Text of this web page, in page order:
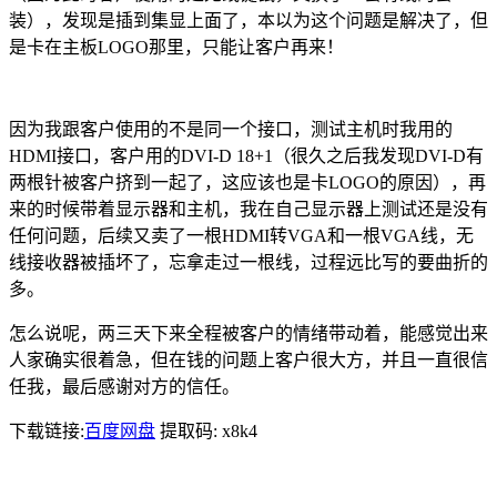
装），发现是插到集显上面了，本以为这个问题是解决了，但
是卡在主板LOGO那里，只能让客户再来！
因为我跟客户使用的不是同一个接口，测试主机时我用的
HDMI接口，客户用的DVI-D 18+1（很久之后我发现DVI-D有
两根针被客户挤到一起了，这应该也是卡LOGO的原因），再
来的时候带着显示器和主机，我在自己显示器上测试还是没有
任何问题，后续又卖了一根HDMI转VGA和一根VGA线，无
线接收器被插坏了，忘拿走过一根线，过程远比写的要曲折的
多。
怎么说呢，两三天下来全程被客户的情绪带动着，能感觉出来
人家确实很着急，但在钱的问题上客户很大方，并且一直很信
任我，最后感谢对方的信任。
下载链接:百度网盘 提取码: x8k4